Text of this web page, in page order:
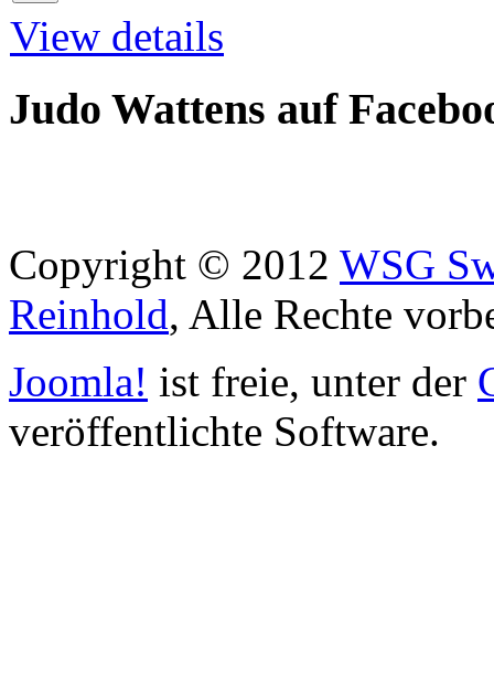
View details
Judo Wattens auf
Copyright © 2012 WSG
Reinhold, Alle Rechte
Joomla! ist freie, unter der
veröffentlichte Software.